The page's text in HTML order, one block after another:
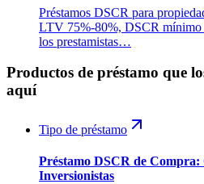
Préstamos DSCR para
LTV 75%-80%, DSCR
los prestamistas…
Productos de préstamo que
aquí
Tipo de préstamo
Préstamo DSCR de
Inversionistas